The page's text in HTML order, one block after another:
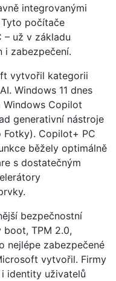
integrovanými
počítače
– už v základu
i zabezpečení.
vytvořil kategorii
Windows 11 dnes
Windows Copilot
generativní nástroje
Copilot+ PC
běžely optimálně
s dostatečným
bezpečnostní
boot, TPM 2.0,
nejlépe zabezpečené
vytvořil. Firmy
identity uživatelů